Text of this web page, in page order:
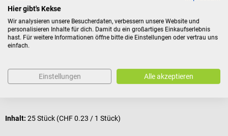
HARTMANN
ES-Kompressen steril
Mit eingeschlagenen Schnittkanten
Durchschnittliche Bewertung von 5 von 5 Sternen
Inhalt: 25 Stück (CHF 0.23 / 1 Stück)
Hier gibt's Kekse
Wir analysieren unsere Besucherdaten, verbessern unsere Website und
personalisieren Inhalte für dich. Damit du ein großartiges Einkaufserlebnis
hast. Für weitere Informationen öffne bitte die Einstellungen oder vertrau uns
einfach.
Einstellungen Alle akzeptieren